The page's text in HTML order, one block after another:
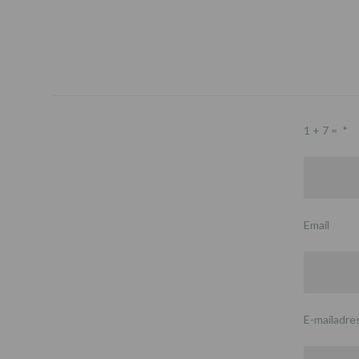
1 + 7 = *
Email
E-